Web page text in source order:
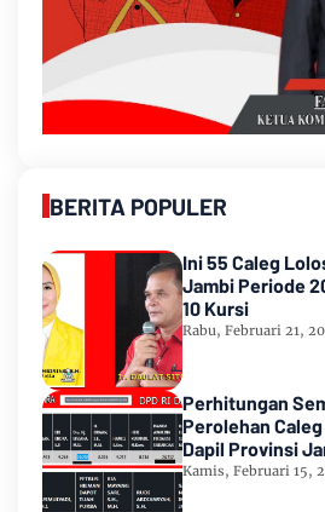
BERITA POPULER
Ini 55 Caleg
Jambi Periode
10 Kursi
Rabu, Februari 21,
Perhitungan
Perolehan Caleg
Dapil Provinsi
Urutan Kedua
Kamis, Februari 15,